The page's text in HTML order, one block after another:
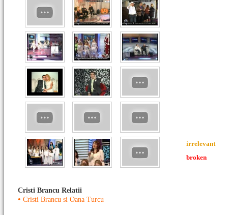
irrelevant
broken
Cristi Brancu Relatii
• Cristi Brancu si Oana Turcu